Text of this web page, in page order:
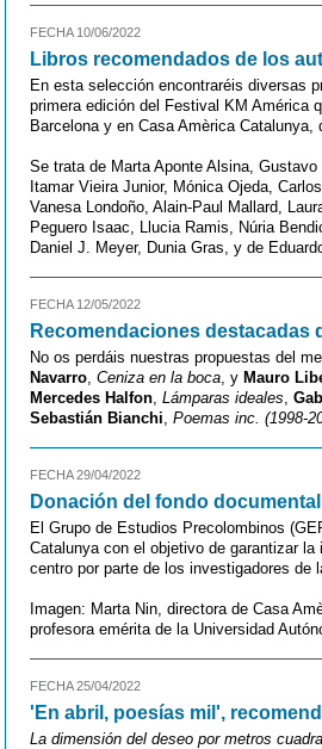
FECHA 10/06/2022
Libros recomendados de los
En esta selección encontraréis diversas
primera edición del Festival KM América
Barcelona y en Casa Amèrica
Se trata de Marta Aponte Alsina,
Itamar Vieira Junior, Mónica Ojeda,
Vanesa Londoño, Alain-Paul Mallard,
Peguero Isaac, Llucia Ramis, Núria
Daniel J. Meyer, Dunia Gras, y de
FECHA 12/05/2022
Recomendaciones destacadas
No os perdáis nuestras propuestas del
Navarro, Ceniza en la boca, y Mauro
Mercedes Halfon, Lámparas ideales,
Sebastián Bianchi, Poemas inc. (1998-
FECHA 29/04/2022
Donación del fondo
El Grupo de Estudios Precolombinos
Catalunya con el objetivo de garantizar
centro por parte de los investigadores de
Imagen: Marta Nin, directora de Casa
profesora emérita de la Universidad
FECHA 25/04/2022
'En abril, poesías mil',
La dimensión del deseo por metros